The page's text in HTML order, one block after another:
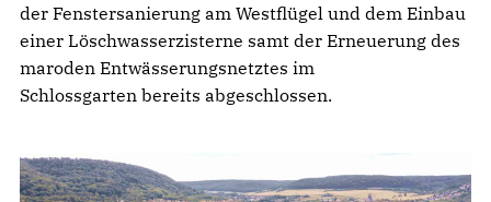
der Fenstersanierung am Westflügel und dem Einbau
einer Löschwasserzisterne samt der Erneuerung des
maroden Entwässerungsnetztes im
Schlossgarten bereits abgeschlossen.